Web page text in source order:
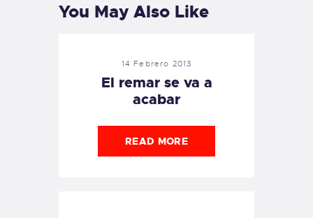
You May Also Like
14 Febrero 2013
El remar se va a
acabar
READ MORE